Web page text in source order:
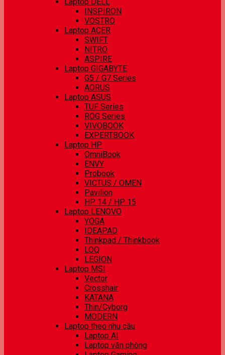
INSPIRON
VOSTRO
Laptop ACER
SWIFT
NITRO
ASPIRE
Laptop GIGABYTE
G5 / G7 Series
AORUS
Laptop ASUS
TUF Series
ROG Series
VIVOBOOK
EXPERTBOOK
Laptop HP
OmniBook
ENVY
Probook
VICTUS / OMEN
Pavilion
HP 14 / HP 15
Laptop LENOVO
YOGA
IDEAPAD
Thinkpad / Thinkbook
LOQ
LEGION
Laptop MSI
Vector
Crosshair
KATANA
Thin/Cyborg
MODERN
Laptop theo nhu cầu
Laptop AI
Laptop văn phòng